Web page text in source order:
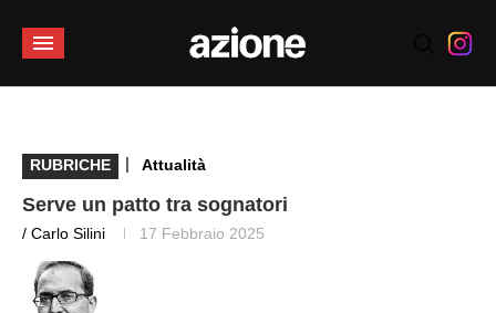
RUBRICHE | Attualità
Serve un patto tra sognatori
/ Carlo Silini 17 Febbraio 2025